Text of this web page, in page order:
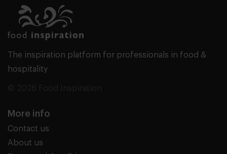
The inspiration platform for professionals in food &
hospitality
More info
Contact us
About us